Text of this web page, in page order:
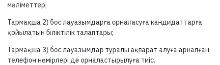
мәліметтер;
Тармақша 2) бос лауазымдарға орналасуға кандидаттарға
қойылатын біліктілік талаптары;
Тармақша 3) бос лауазымдар туралы ақпарат алуға арналған
телефон нөмірлері де орналастырылуға тиіс.